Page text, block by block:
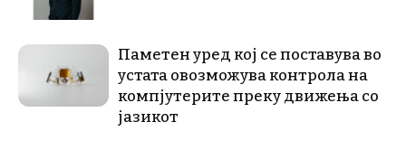
Паметен уред кој се поставува во
устата овозможува контрола на
компјутерите преку движења со
јазикот